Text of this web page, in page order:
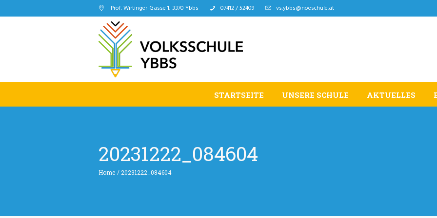
Prof. Wirtinger-Gasse 1, 3370 Ybbs 07412 / 52409 vs.ybbs@noeschule.at
STARTSEITE UNSERE SCHULE AKTUELLES
20231222_084604
Home / 20231222_084604